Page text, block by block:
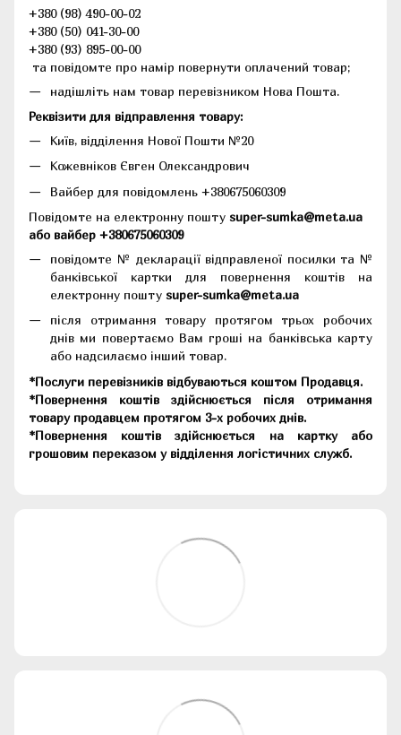
+380 (98) 490-00-02
+380 (50) 041-30-00
+380 (93) 895-00-00
та повідомте про намір повернути оплачений товар;
надішліть нам товар перевізником Нова Пошта.
Реквізити для відправлення товару:
Київ, відділення Нової Пошти №20
Кожевніков Євген Олександрович
Вайбер для повідомлень +380675060309
Повідомте на електронну пошту super-sumka@meta.ua
або вайбер +380675060309
повідомте № декларації відправленої посилки та №
банківської картки для повернення коштів на
електронну пошту super-sumka@meta.ua
після отримання товару протягом трьох робочих
днів ми повертаємо Вам гроші на банківська карту
або надсилаємо інший товар.
*Послуги перевізників відбуваються коштом Продавця.
*Повернення коштів здійснюється після отримання
товару продавцем протягом 3-х робочих днів.
*Повернення коштів здійснюється на картку або
грошовим переказом у відділення логістичних служб.